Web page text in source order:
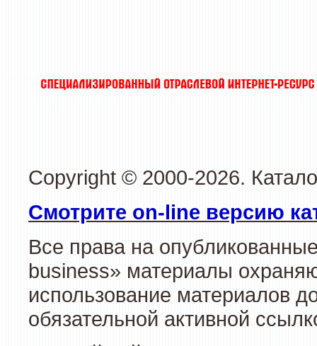
Copyright © 2000-2026.
Смотрите on-line версию
Все права на
business» материалы
использование материалов
обязательной активной